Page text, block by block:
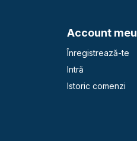
Account meu
Înregistrează-te
Intră
Istoric comenzi